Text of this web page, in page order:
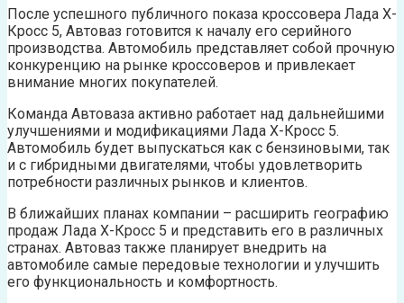
После успешного публичного показа кроссовера Лада Х-
Кросс 5, Автоваз готовится к началу его серийного
производства. Автомобиль представляет собой прочную
конкуренцию на рынке кроссоверов и привлекает
внимание многих покупателей.
Команда Автоваза активно работает над дальнейшими
улучшениями и модификациями Лада Х-Кросс 5.
Автомобиль будет выпускаться как с бензиновыми, так
и с гибридными двигателями, чтобы удовлетворить
потребности различных рынков и клиентов.
В ближайших планах компании – расширить географию
продаж Лада Х-Кросс 5 и представить его в различных
странах. Автоваз также планирует внедрить на
автомобиле самые передовые технологии и улучшить
его функциональность и комфортность.